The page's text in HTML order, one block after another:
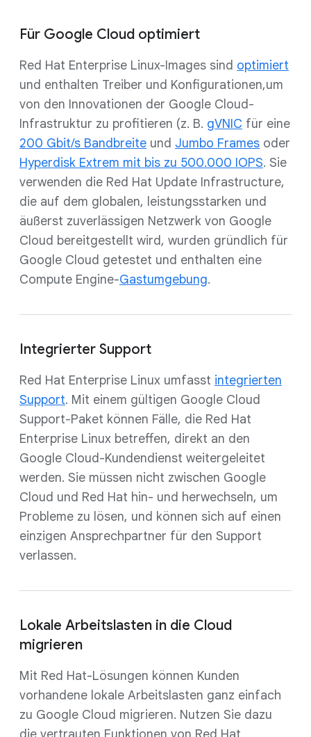
Für Google Cloud optimiert
Red Hat Enterprise Linux-Images sind optimiert
und enthalten Treiber und Konfigurationen,um
von den Innovationen der Google Cloud-
Infrastruktur zu profitieren (z. B. gVNIC für eine
200 Gbit/s Bandbreite und Jumbo Frames oder
Hyperdisk Extrem mit bis zu 500.000 IOPS. Sie
verwenden die Red Hat Update Infrastructure,
die auf dem globalen, leistungsstarken und
äußerst zuverlässigen Netzwerk von Google
Cloud bereitgestellt wird, wurden gründlich für
Google Cloud getestet und enthalten eine
Compute Engine-Gastumgebung.
Integrierter Support
Red Hat Enterprise Linux umfasst integrierten
Support. Mit einem gültigen Google Cloud
Support-Paket können Fälle, die Red Hat
Enterprise Linux betreffen, direkt an den
Google Cloud-Kundendienst weitergeleitet
werden. Sie müssen nicht zwischen Google
Cloud und Red Hat hin- und herwechseln, um
Probleme zu lösen, und können sich auf einen
einzigen Ansprechpartner für den Support
verlassen.
Lokale Arbeitslasten in die Cloud
migrieren
Mit Red Hat-Lösungen können Kunden
vorhandene lokale Arbeitslasten ganz einfach
zu Google Cloud migrieren. Nutzen Sie dazu